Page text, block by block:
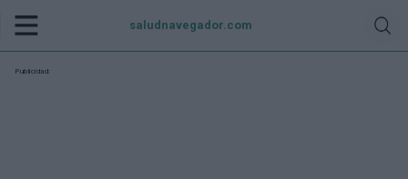
saludnavegador.com
Publicidad: